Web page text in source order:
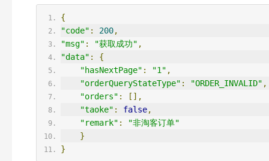
{
"code" : 200,
"msg" : "获取成功" ,
"data" :
{
"hasNextPage" : "1" ,
"orderQueryStateType" : "ORDER_INVALID" ,
"orders" :
[],
"taoke" : false,
"remark" :
"非淘客订单"
}
}